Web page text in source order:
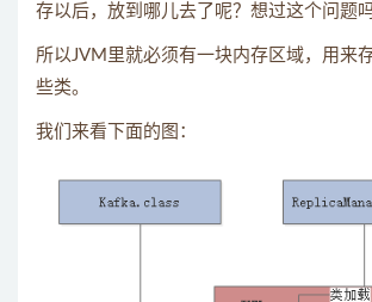
存以后，放到哪儿去了呢？想过这个问题吗
所以JVM里就必须有一块内存区域，用来
些类。
我们来看下面的图：